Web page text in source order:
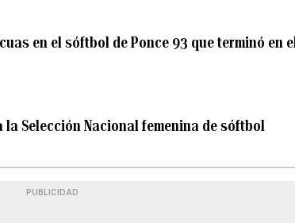
en el sóftbol de Ponce 93 que terminó en el
Selección Nacional femenina de sóftbol
PUBLICIDAD